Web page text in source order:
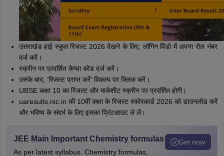
उत्तराखंड हाई स्कूल रिजल्ट 2026 देखने के लिए, लॉगिन विंडो में अपना रोल नंबर
दर्ज करें।
स्क्रीन पर प्रदर्शित कैप्चा कोड दर्ज करें।
उसके बाद, ‘रिजल्ट प्राप्त करें’ विकल्प पर क्लिक करें।
UBSE कक्षा 10 का रिजल्ट और मार्कशीट स्क्रीन पर प्रदर्शित होगी।
uaresults.nic.in की 10वीं कक्षा के रिजल्ट स्कोरकार्ड 2026 को डाउनलोड करें
और भविष्य के संदर्भ के लिए इसका प्रिंटआउट ले लें।
JEE Main Important Chemistry formulas
As per latest syllabus. Chemistry formulas,
Get now